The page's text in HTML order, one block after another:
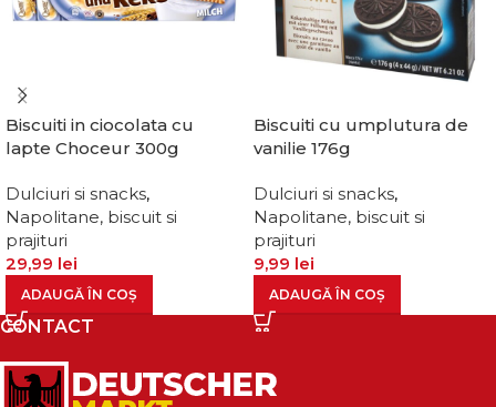
Biscuiti in ciocolata cu
lapte Choceur 300g
Dulciuri si snacks,
Napolitane, biscuit si
prajituri
29,99 lei
ADAUGĂ ÎN COȘ
Biscuiti cu umplutura de
vanilie 176g
Dulciuri si snacks,
Napolitane, biscuit si
prajituri
9,99 lei
ADAUGĂ ÎN COȘ
CONTACT